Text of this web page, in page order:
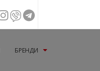
БРЕНДИ